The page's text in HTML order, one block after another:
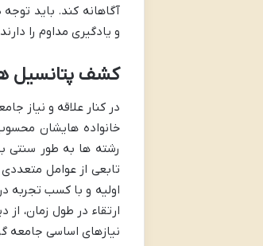
آگاهانه کند. باید
و یادگیری مداوم را
کشف پتانسیل
در کنار علاقه و نیاز
خانواده هایشان
رشته ها به طور سنتی
تابعی از عوامل
اولیه و با کسب تجربه
ارتقاء در طول زمان،
نیازهای اساسی جامعه